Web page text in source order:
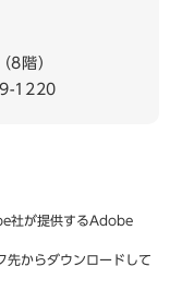
8階）
1220
社が提供するAdobe
からダウンロードして